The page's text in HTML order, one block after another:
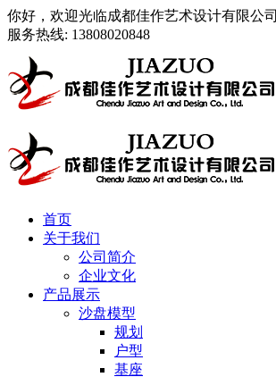
你好，欢迎光临成都佳作艺术设计有限公司
服务热线: 13808020848
首页
关于我们
公司简介
企业文化
产品展示
沙盘模型
规划
户型
基座